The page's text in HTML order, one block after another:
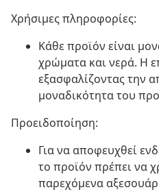
Χρήσιμες πληροφορίες:
Κάθε προϊόν είναι
χρώματα και νερά. Η
εξασφαλίζοντας την
μοναδικότητα του
Προειδοποίηση:
Για να αποφευχθεί
το προϊόν πρέπει να
παρεχόμενα